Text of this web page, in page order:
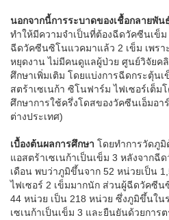
นอกจากนี้การระบาดของเชื้อกลายพัน
ทำให้มีความจำเป็นที่ต้องฉีดวัคซีนเข็
ฉีดวัคซีนซิโนแวคมาแล้ว 2 เข็ม เพรา
หยุดงาน ไม่มีคนดูแลผู้ป่วย ศูนย์วิจัยค
ศึกษาเพิ่มเติม โดยแบ่งการฉีดกระตุ้น
สตร้าเซเนก้า ซิโนฟาร์ม ไฟเซอร์เต็ม
ศึกษาการใช้ครึ่งโดสของวัคซีนเอ็มอา
ต่างประเทศ)
เบื้องต้นผลการศึกษา โดยทำการวัดภู
แอสตร้าเซเนก้าเป็นเข็ม 3 หลังจาก
เดือน พบว่าภูมิขึ้นจาก 52 หน่วยเป็น
ไฟเซอร์ 2 เข็มมากนัก ส่วนผู้ฉีดวัคซี
44 หน่วย เป็น 218 หน่วย ซึ่งภูมิขึ้นใน
เซเนก้าเป็นเข็ม 3 และยืนยันด้วยการ